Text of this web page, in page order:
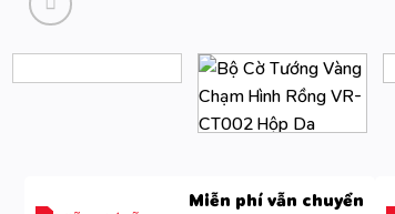
Miễn phí vẫn chuyển